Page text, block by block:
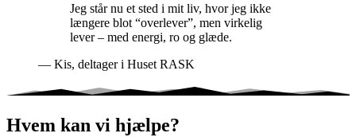
Jeg står nu et sted i mit liv, hvor jeg ikke
længere blot “overlever”, men virkelig
lever – med energi, ro og glæde.
— Kis, deltager i Huset RASK
Hvem kan vi hjælpe?